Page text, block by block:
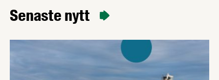
branschträffar får du fördjupa dig i ämnen som är
Senaste nytt